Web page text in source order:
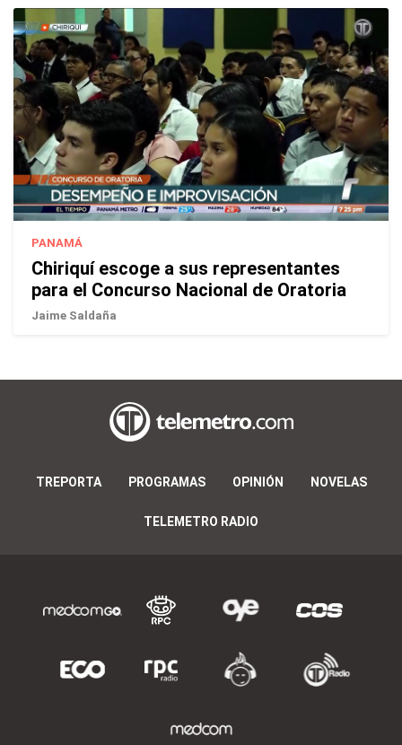
PANAMÁ
Chiriquí escoge a sus representantes
para el Concurso Nacional de Oratoria
Jaime Saldaña
TREPORTA PROGRAMAS OPINIÓN NOVELAS
TELEMETRO RADIO